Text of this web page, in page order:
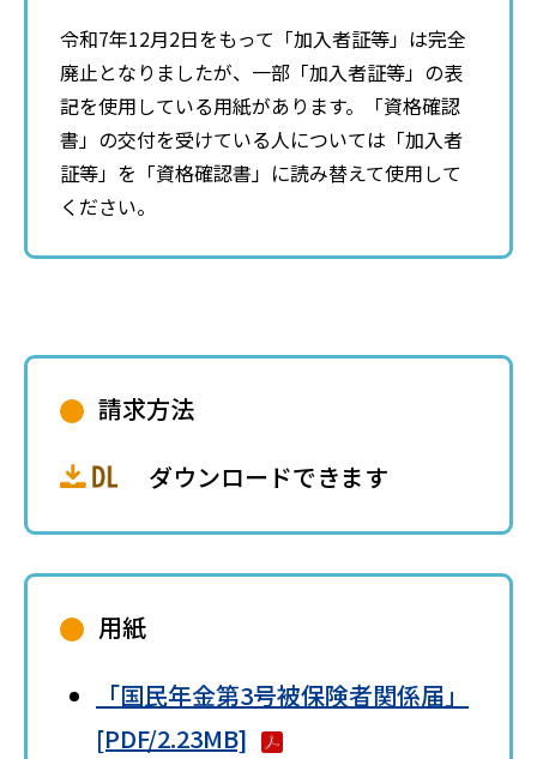
令和7年12月2日をもって「加入者証等」は完全
廃止となりましたが、一部「加入者証等」の表
記を使用している用紙があります。「資格確認
書」の交付を受けている人については「加入者
証等」を「資格確認書」に読み替えて使用して
ください。
請求方法
ダウンロードできます
用紙
「国民年金第3号被保険者関係届」
[PDF/2.23MB]